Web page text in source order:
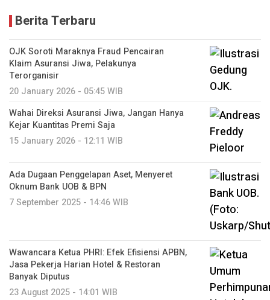
Berita Terbaru
OJK Soroti Maraknya Fraud Pencairan
Klaim Asuransi Jiwa, Pelakunya
Terorganisir
20 January 2026 - 05:45 WIB
Wahai Direksi Asuransi Jiwa, Jangan Hanya
Kejar Kuantitas Premi Saja
15 January 2026 - 12:11 WIB
Ada Dugaan Penggelapan Aset, Menyeret
Oknum Bank UOB & BPN
7 September 2025 - 14:46 WIB
Wawancara Ketua PHRI: Efek Efisiensi APBN,
Jasa Pekerja Harian Hotel & Restoran
Banyak Diputus
23 August 2025 - 14:01 WIB